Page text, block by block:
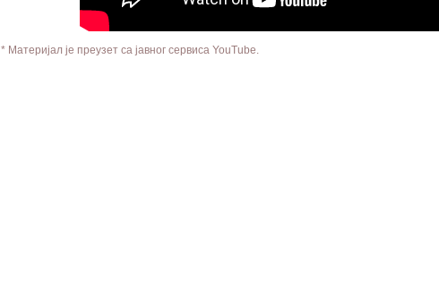
* Материјал је преузет са јавног сервиса YouTube.